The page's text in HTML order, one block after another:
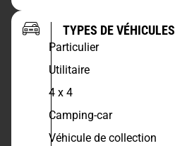
TYPES DE VÉHICULES
Particulier
Utilitaire
4 x 4
Camping-car
Véhicule de collection